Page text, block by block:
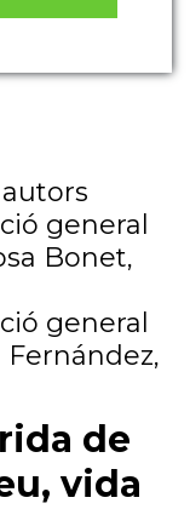
general
Bonet,
general
Fernández,
de
vida